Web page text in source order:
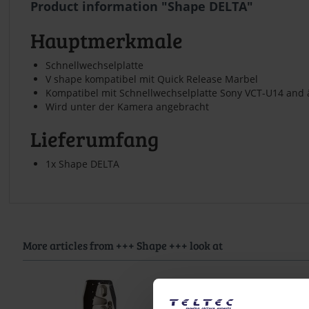
Product information "Shape DELTA"
Hauptmerkmale
Schnellwechselplatte
V shape kompatibel mit Quick Release Marbel
Kompatibel mit Schnellwechselplatte Sony VCT-U14
Wird unter der Kamera angebracht
Lieferumfang
1x Shape DELTA
More articles from +++ Shape +++ look at